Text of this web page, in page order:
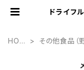
ドライフ
HOM
その他食品（